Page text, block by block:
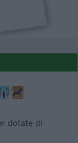
dotate di